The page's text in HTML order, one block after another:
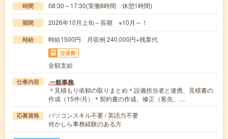
時間 08:30～17:30(実働8時間 休憩1時間)
期間 2026年10月上旬～長期 ※10月～！
時給 時給1500円 月収例 240,000円+残業代
交通費
全額支給
仕事内容 一般事務
＊見積もり依頼の取りまとめ＊設備担当者と連携、見積書の
作成（15件/月）＊契約書の作成、修正（客先、…
応募資格
パソコンスキル不要 / 英語力不要
何かしら事務経験のある方